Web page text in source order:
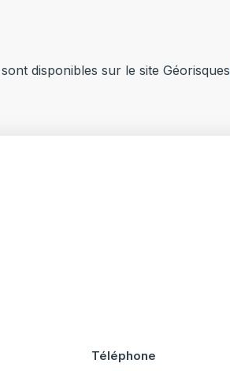
disponibles sur le site Géorisques
Téléphone